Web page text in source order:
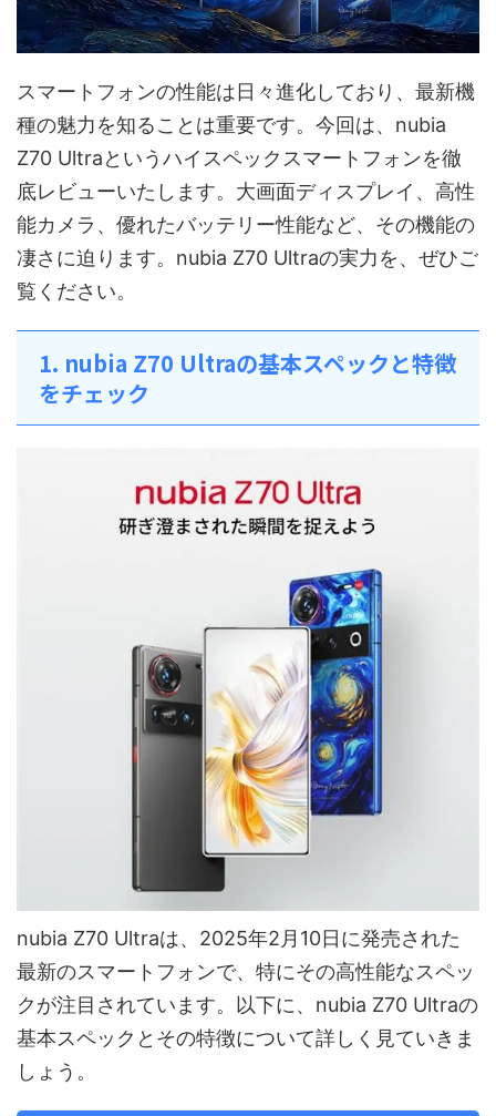
スマートフォンの性能は日々進化しており、最新機
種の魅力を知ることは重要です。今回は、nubia
Z70 Ultraというハイスペックスマートフォンを徹
底レビューいたします。大画面ディスプレイ、高性
能カメラ、優れたバッテリー性能など、その機能の
凄さに迫ります。nubia Z70 Ultraの実力を、ぜひご
覧ください。
1. nubia Z70 Ultraの基本スペックと特徴
をチェック
nubia Z70 Ultraは、2025年2月10日に発売された
最新のスマートフォンで、特にその高性能なスペッ
クが注目されています。以下に、nubia Z70 Ultraの
基本スペックとその特徴について詳しく見ていきま
しょう。